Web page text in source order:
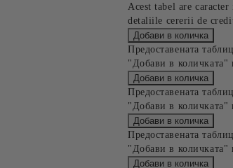
Acest tabel are
detaliile cererii de
Предоставената
"Добави в количката"
Предоставената
"Добави в количката"
Предоставената
"Добави в количката"